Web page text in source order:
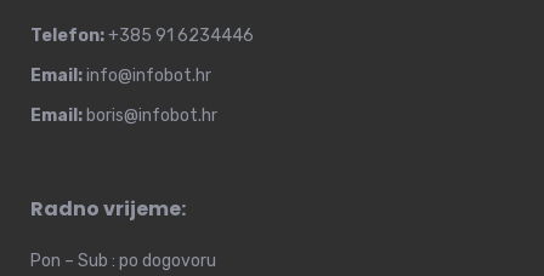
Telefon:+385 91 6234446
Email:info@infobot.hr
Email: boris@infobot.hr
Radno vrijeme:
Pon – Sub : po dogovoru